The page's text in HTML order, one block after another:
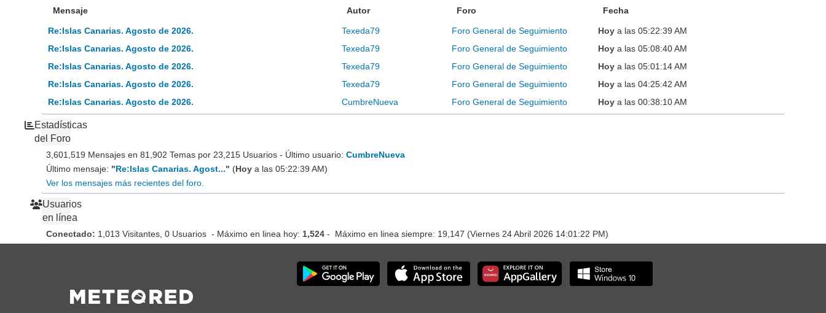
Mensaje Autor Foro Fecha
Re:Islas Canarias. Agosto de 2026. Texeda79 Foro General de Seguimiento Hoy a las 05:22:39 AM
Re:Islas Canarias. Agosto de 2026.
Texeda79 Foro General de Seguimiento Hoy a las 05:08:40 AM
Re:Islas Canarias. Agosto de 2026.
Texeda79 Foro General de Seguimiento Hoy a las 05:01:14 AM
Re:Islas Canarias. Agosto de 2026.
Texeda79 Foro General de Seguimiento Hoy a las 04:25:42 AM
Re:Islas Canarias. Agosto de 2026.
CumbreNueva Foro General de Seguimiento Hoy a las 00:38:10 AM
Estadísticas
del Foro
3,601,519 Mensajes en 81,902 Temas por 23,215 Usuarios - Último usuario:CumbreNueva
Último mensaje: "Re:Islas Canarias. Agost..." (Hoy a las 05:22:39 AM)
Ver los mensajes más recientes del foro.
Usuarios
en línea
Conectado: 1,013 Visitantes, 0 Usuarios - Máximo en linea hoy: 1,524 - Máximo en linea siempre: 19,147 (Viernes 24 Abril 2026 14:01:22 PM)